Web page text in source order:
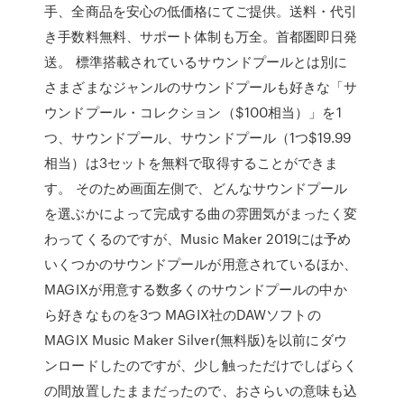
手、全商品を安心の低価格にてご提供。送料・代引
き手数料無料、サポート体制も万全。首都圏即日発
送。 標準搭載されているサウンドプールとは別に
さまざまなジャンルのサウンドプールも好きな「サ
ウンドプール・コレクション（$100相当）」を1
つ、サウンドプール、サウンドプール（1つ$19.99
相当）は3セットを無料で取得することができま
す。 そのため画面左側で、どんなサウンドプール
を選ぶかによって完成する曲の雰囲気がまったく変
わってくるのですが、Music Maker 2019には予め
いくつかのサウンドプールが用意されているほか、
MAGIXが用意する数多くのサウンドプールの中か
ら好きなものを3つ MAGIX社のDAWソフトの
MAGIX Music Maker Silver(無料版)を以前にダウ
ンロードしたのですが、少し触っただけでしばらく
の間放置したままだったので、おさらいの意味も込